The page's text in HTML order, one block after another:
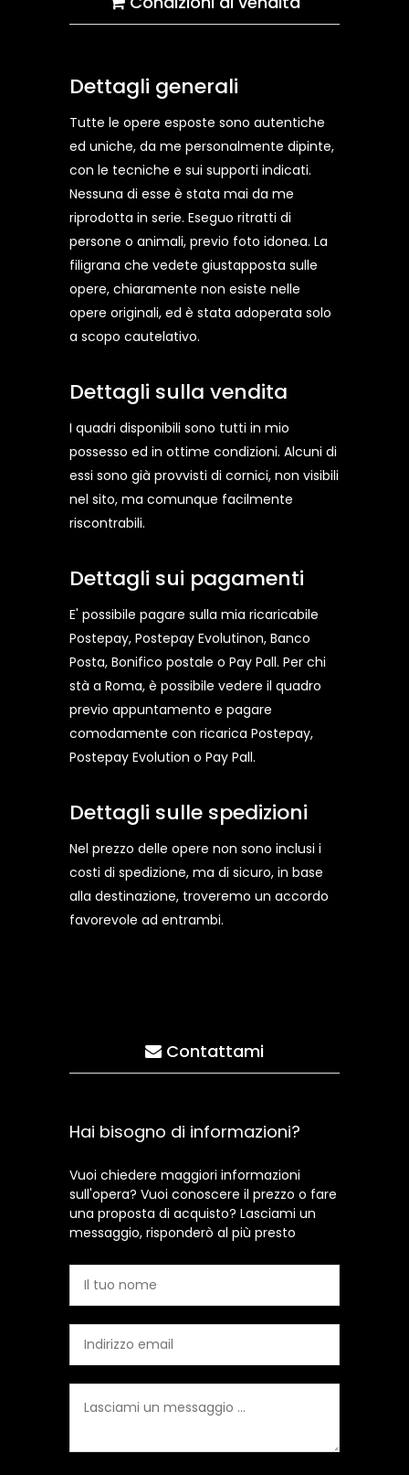
Dettagli generali
Tutte le opere esposte sono autentiche
ed uniche, da me personalmente dipinte,
con le tecniche e sui supporti indicati.
Nessuna di esse è stata mai da me
riprodotta in serie. Eseguo ritratti di
persone o animali, previo foto idonea. La
filigrana che vedete giustapposta sulle
opere, chiaramente non esiste nelle
opere originali, ed è stata adoperata solo
a scopo cautelativo.
Dettagli sulla vendita
I quadri disponibili sono tutti in mio
possesso ed in ottime condizioni. Alcuni di
essi sono già provvisti di cornici, non visibili
nel sito, ma comunque facilmente
riscontrabili.
Dettagli sui pagamenti
E' possibile pagare sulla mia ricaricabile
Postepay, Postepay Evolutinon, Banco
Posta, Bonifico postale o Pay Pall. Per chi
stà a Roma, è possibile vedere il quadro
previo appuntamento e pagare
comodamente con ricarica Postepay,
Postepay Evolution o Pay Pall.
Dettagli sulle spedizioni
Nel prezzo delle opere non sono inclusi i
costi di spedizione, ma di sicuro, in base
alla destinazione, troveremo un accordo
favorevole ad entrambi.
Contattami
Hai bisogno di informazioni?
Vuoi chiedere maggiori informazioni
sull'opera? Vuoi conoscere il prezzo o fare
una proposta di acquisto? Lasciami un
messaggio, risponderò al più presto